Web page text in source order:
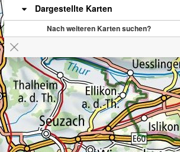
Dargestellte Karten
Nach weiteren Karten suchen?